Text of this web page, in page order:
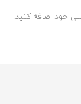
خود اضافه کنید.